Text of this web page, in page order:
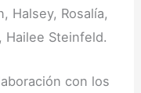
Halsey, Rosalía,
Hailee Steinfeld.
con los